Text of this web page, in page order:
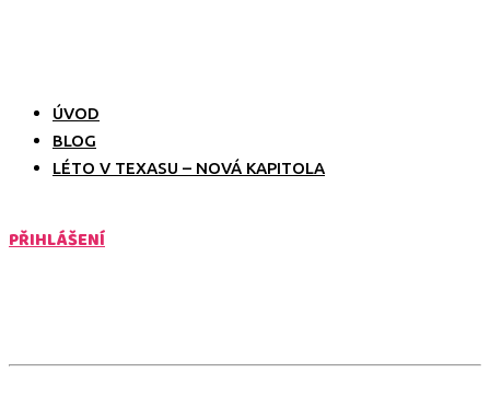
ÚVOD
BLOG
LÉTO V TEXASU – NOVÁ KAPITOLA
PŘIHLÁŠENÍ